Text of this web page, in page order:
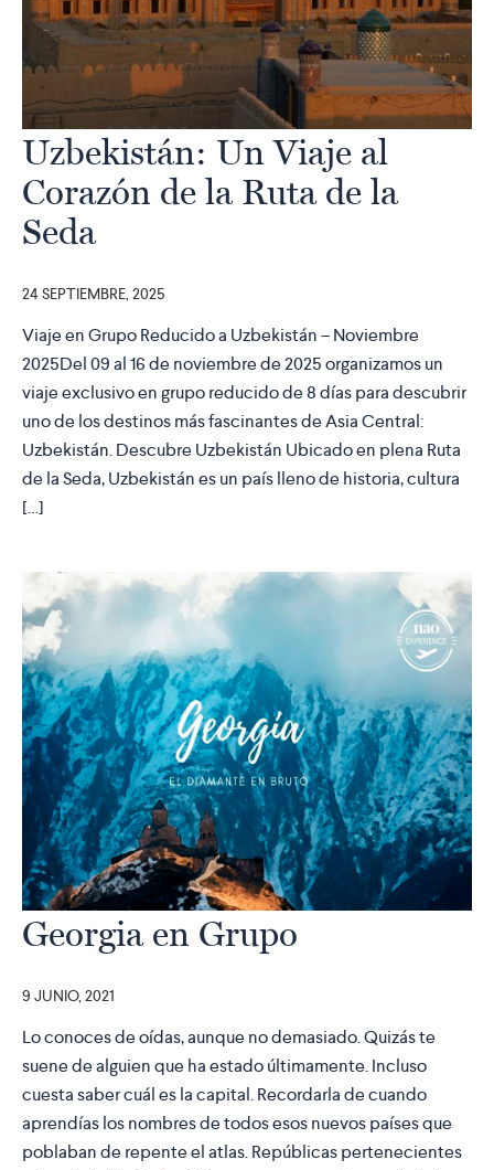
Uzbekistán: Un Viaje al
Corazón de la Ruta de la
Seda
24 SEPTIEMBRE, 2025
Viaje en Grupo Reducido a Uzbekistán – Noviembre
2025Del 09 al 16 de noviembre de 2025 organizamos un
viaje exclusivo en grupo reducido de 8 días para descubrir
uno de los destinos más fascinantes de Asia Central:
Uzbekistán. Descubre Uzbekistán Ubicado en plena Ruta
de la Seda, Uzbekistán es un país lleno de historia, cultura
[…]
Georgia en Grupo
9 JUNIO, 2021
Lo conoces de oídas, aunque no demasiado. Quizás te
suene de alguien que ha estado últimamente. Incluso
cuesta saber cuál es la capital. Recordarla de cuando
aprendías los nombres de todos esos nuevos países que
poblaban de repente el atlas. Repúblicas pertenecientes